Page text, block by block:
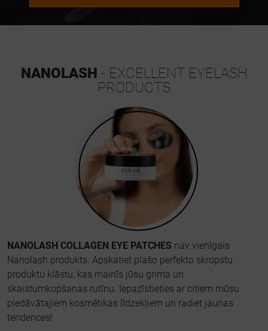
NANOLASH - EXCELLENT EYELASH
PRODUCTS
NANOLASH COLLAGEN EYE PATCHES nav vienīgais
Nanolash produkts. Apskatiet plašo perfekto skropstu
produktu klāstu, kas mainīs jūsu grima un
skaistumkopšanas rutīnu. Iepazīstieties ar citiem mūsu
piedāvātajiem kosmētikas līdzekļiem un radiet jaunas
tendences!